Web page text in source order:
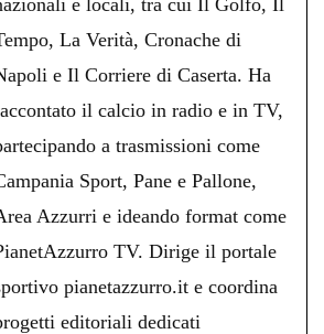
La Verità, Cronache di
e Il Corriere di Caserta. Ha
il calcio in radio e in TV,
a trasmissioni come
Sport, Pane e Pallone,
Azzurri e ideando format come
TV. Dirige il portale
pianetazzurro.it e coordina
editoriali dedicati